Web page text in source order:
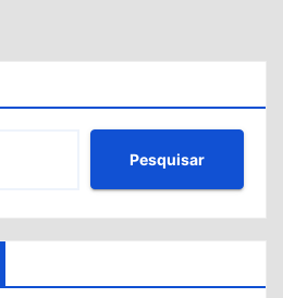
Pesquisar